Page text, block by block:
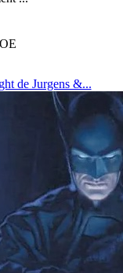
de Jurgens &...